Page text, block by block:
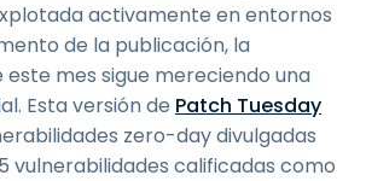
activamente en entornos
de la publicación, la
mes sigue mereciendo una
Esta versión de Patch Tuesday
zero-day divulgadas
vulnerabilidades calificadas como